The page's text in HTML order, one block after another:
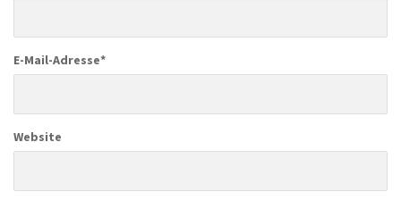
E-Mail-Adresse*
Website